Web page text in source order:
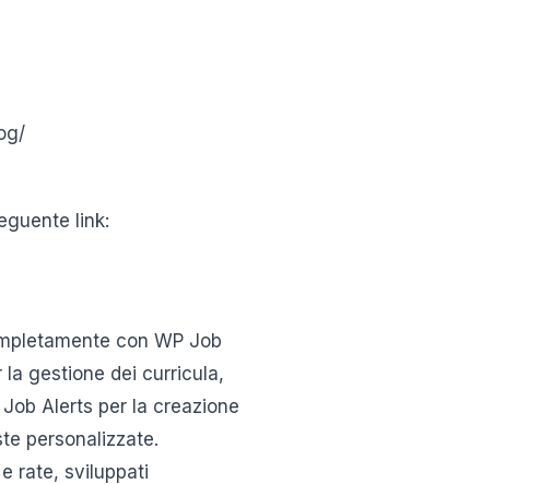
link:
con WP Job
la gestione dei curricula,
Alerts per la creazione
personalizzate.
rate, sviluppati